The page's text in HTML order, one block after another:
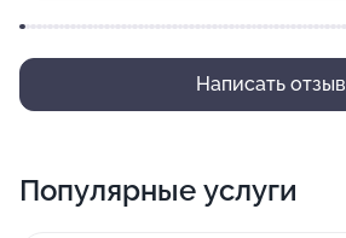
Написать отзыв
Популярные услуги